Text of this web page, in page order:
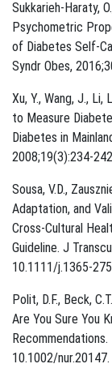
Sukkarieh-Haraty,
Psychometric
of Diabetes Self-
Syndr Obes,
Xu, Y., Wang, J.,
to Measure
Diabetes in
2008;19(3):234-
Sousa, V.D.,
Adaptation, and
Cross-Cultural
Guideline. J
10.1111/j.1365-
Polit, D.F., Beck,
Are You Sure You
10.1002/nur.20147.